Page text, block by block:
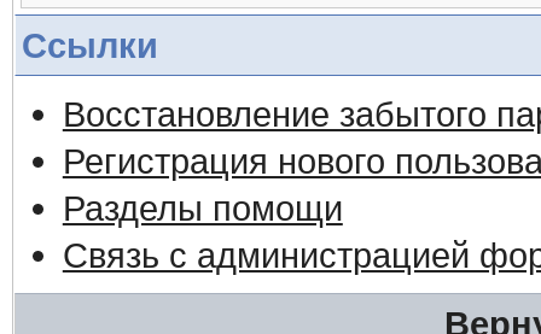
Ссылки
Восстановление забытого
Регистрация нового
Разделы помощи
Связь с администрацией